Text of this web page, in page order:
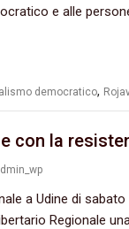
e alle
democratico,
con la
a Udine di
Regionale